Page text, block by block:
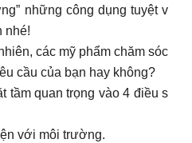
những công dụng tuyệt v
nhé!
các mỹ phẩm chăm sóc
cầu của bạn hay không?
tầm quan trọng vào 4 điều s
với môi trường.